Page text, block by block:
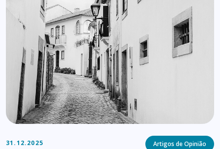
31.12.2025 Categories
Artigos de Opinião